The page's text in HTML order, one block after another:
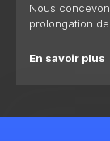
Nous
prolongation
En savoir plus